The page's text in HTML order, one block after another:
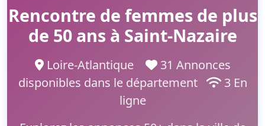
Rencontre de femmes de plus
de 50 ans à Saint-Nazaire
Loire-Atlantique
31 Annonces
disponibles dans le département
3 En
ligne